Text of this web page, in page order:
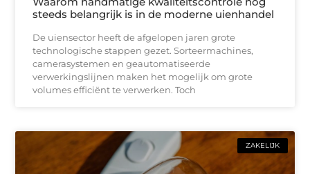
steeds belangrijk is in de moderne uienhandel
De uiensector heeft de afgelopen jaren grote
technologische stappen gezet. Sorteermachines,
camerasystemen en geautomatiseerde
verwerkingslijnen maken het mogelijk om grote
volumes efficiënt te verwerken. Toch
ZAKELIJK